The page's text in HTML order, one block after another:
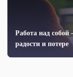
Работа над
радости и потере